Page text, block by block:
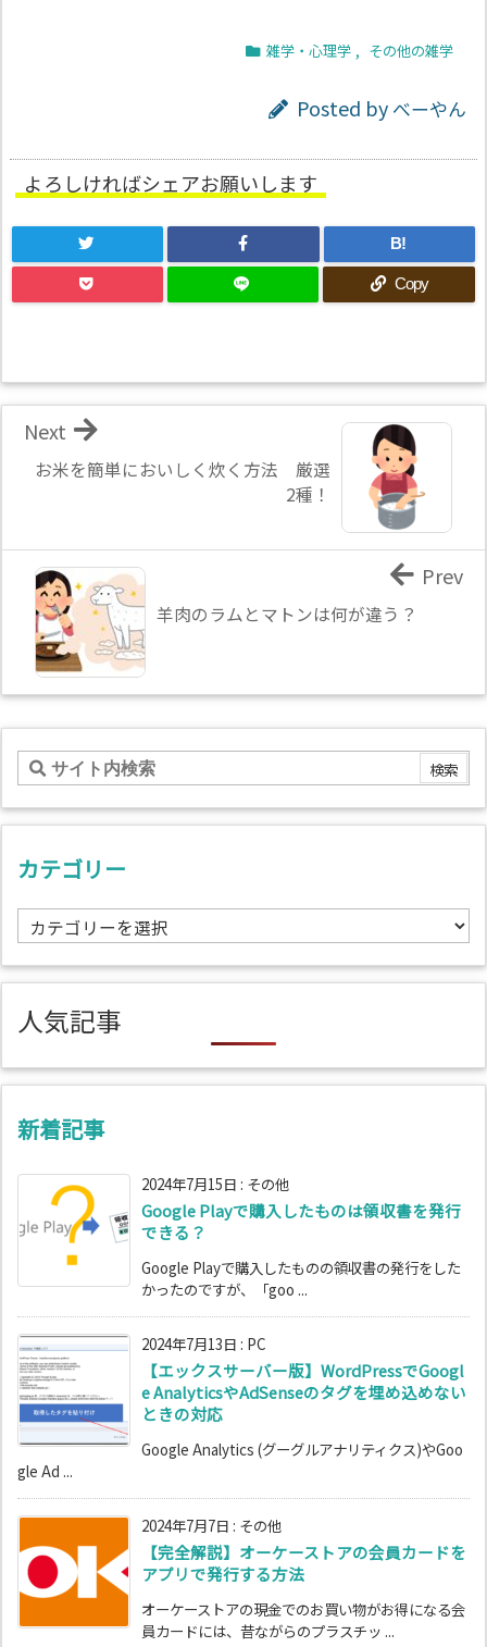
雑学・心理学 , その他の雑学
Posted by べーやん
よろしければシェアお願いします
B!
Copy
お米を簡単においしく炊く方法 厳選
2種！
Next
羊肉のラムとマトンは何が違う？
Prev
カテゴリー
カ
テ
ゴ
ー
人気記事
新着記事
2024年7月15日 : その他
Google Playで購入したものは領収書を発行
できる？
Google Playで購入したものの領収書の発行をした
かったのですが、「goo ...
2024年7月13日 : PC
【エックスサーバー版】WordPressでGoogl
e AnalyticsやAdSenseのタグを埋め込めない
ときの対応
Google Analytics (グーグルアナリティクス)やGoo
gle Ad ...
2024年7月7日 : その他
【完全解説】オーケーストアの会員カードを
アプリで発行する方法
オーケーストアの現金でのお買い物がお得になる会
員カードには、昔ながらのプラスチッ ...